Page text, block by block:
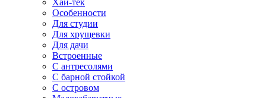
Хай-тек
Особенности
Для студии
Для хрущевки
Для дачи
Встроенные
С антресолями
С барной стойкой
С островом